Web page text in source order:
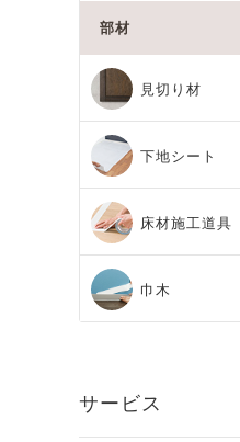
部材
見切り材
下地シート
床材施工道具
巾木
サービス